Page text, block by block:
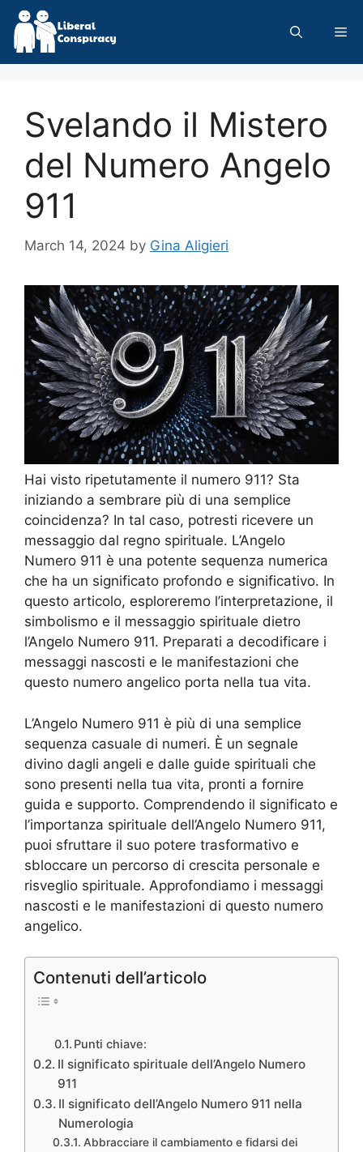
Skip
content
Svelando il Mistero
del Numero Angelo
911
March 14, 2024 by Gina Aligieri
Hai visto ripetutamente il numero 911? Sta
iniziando a sembrare più di una semplice
coincidenza? In tal caso, potresti ricevere un
messaggio dal regno spirituale. L’Angelo
Numero 911 è una potente sequenza numerica
che ha un significato profondo e significativo. In
questo articolo, esploreremo l’interpretazione, il
simbolismo e il messaggio spirituale dietro
l’Angelo Numero 911. Preparati a decodificare i
messaggi nascosti e le manifestazioni che
questo numero angelico porta nella tua vita.
L’Angelo Numero 911 è più di una semplice
sequenza casuale di numeri. È un segnale
divino dagli angeli e dalle guide spirituali che
sono presenti nella tua vita, pronti a fornire
guida e supporto. Comprendendo il significato e
l’importanza spirituale dell’Angelo Numero 911,
puoi sfruttare il suo potere trasformativo e
sbloccare un percorso di crescita personale e
risveglio spirituale. Approfondiamo i messaggi
nascosti e le manifestazioni di questo numero
angelico.
Contenuti dell’articolo
Punti chiave:
Il significato spirituale dell’Angelo Numero
911
Il significato dell’Angelo Numero 911 nella
Numerologia
Abbracciare il cambiamento e fidarsi dei